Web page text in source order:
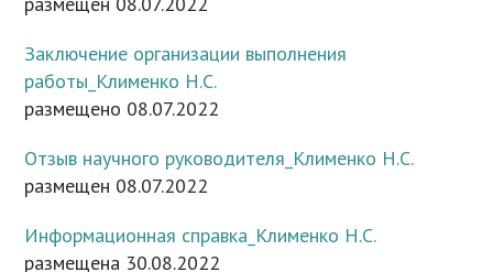
Заключение организации выполнения
работы_Клименко Н.С.
размещено 08.07.2022
Отзыв научного руководителя_Клименко Н.С.
размещен 08.07.2022
Информационная справка_Клименко Н.С.
размещена 30.08.2022